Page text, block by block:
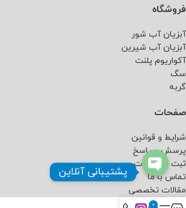
فروشگاه
آبزیان آب شور
آبزیان آب شیرین
آکواریوم پلنت
سگ
گربه
صفحات
شرایط و قوانین
پرسش و پاسخ
ثبت سفارشات
تماس با ما
مقالات تخصصی
0
پشتیبانی آنلاین